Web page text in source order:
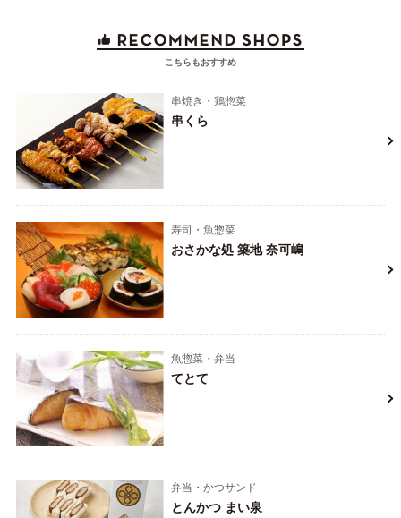
こちらもおすすめ
串焼き・鶏惣菜
串くら
寿司・魚惣菜
おさかな処 築地 奈可嶋
魚惣菜・弁当
てとて
弁当・かつサンド
とんかつ まい泉